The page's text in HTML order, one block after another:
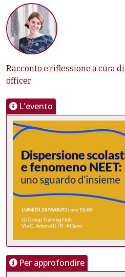
Racconto e riflessione a cura di
officer
L'evento
Per approfondire